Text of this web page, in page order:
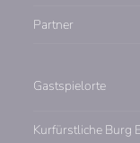
Partner
Gastspielorte
Kurfürstliche Burg